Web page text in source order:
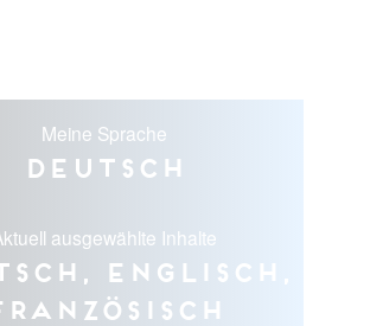
Meine Sprache
Deutsch
ausgewählte Inhalte
Englisch,